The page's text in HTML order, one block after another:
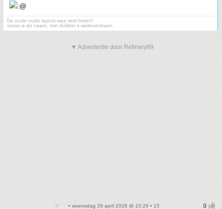
De oude oude layout was veel beter!!
vosss is de naam, met dubbel s welteverstaan.
▼ Advertentie door Refinery89
• woensdag 29 april 2026 @ 15:26 • 15